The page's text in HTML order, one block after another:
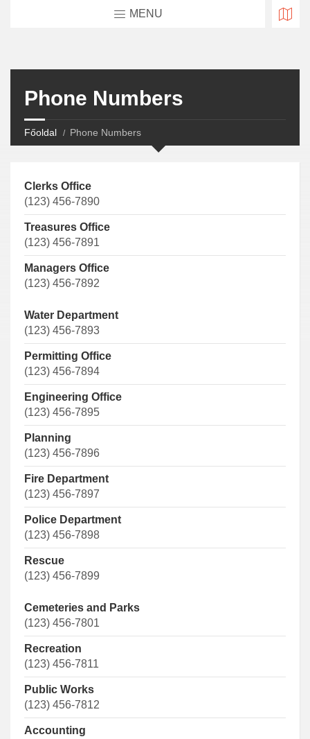
MENU
Phone Numbers
Főoldal Phone Numbers
Clerks Office
(123) 456-7890
Treasures Office
(123) 456-7891
Managers Office
(123) 456-7892
Water Department
(123) 456-7893
Permitting Office
(123) 456-7894
Engineering Office
(123) 456-7895
Planning
(123) 456-7896
Fire Department
(123) 456-7897
Police Department
(123) 456-7898
Rescue
(123) 456-7899
Cemeteries and Parks
(123) 456-7801
Recreation
(123) 456-7811
Public Works
(123) 456-7812
Accounting